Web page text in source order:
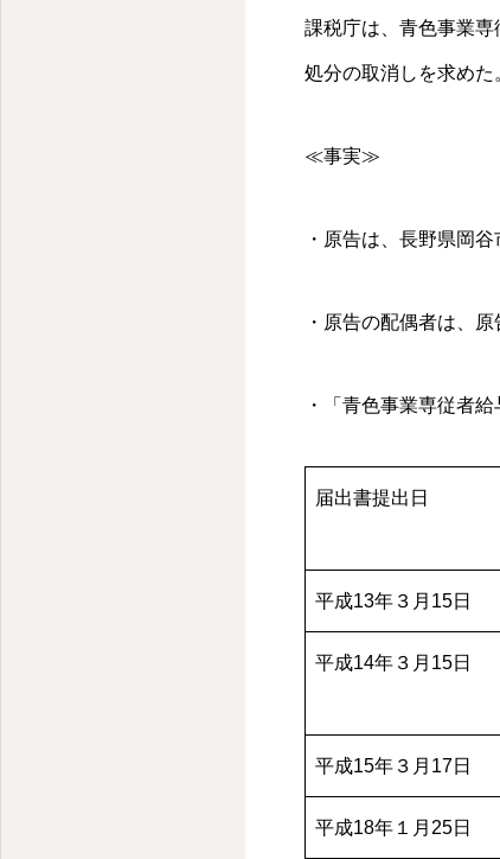
課税庁は、青色事業
処分の取消しを求めた
≪事実≫
・原告は、長野県岡
・原告の配偶者は、
・「青色事業専従者
届出書提出日
平成13年３月15日
平成14年３月15日
平成15年３月17日
平成18年１月25日